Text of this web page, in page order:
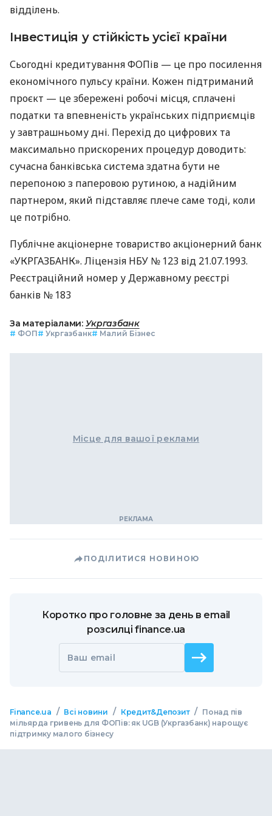
відділень.
Інвестиція у стійкість усієї країни
Сьогодні кредитування ФОПів — це про посилення
економічного пульсу країни. Кожен підтриманий
проєкт — це збережені робочі місця, сплачені
податки та впевненість українських підприємців
у завтрашньому дні. Перехід до цифрових та
максимально прискорених процедур доводить:
сучасна банківська система здатна бути не
перепоною з паперовою рутиною, а надійним
партнером, який підставляє плече саме тоді, коли
це потрібно.
Публічне акціонерне товариство акціонерний банк
«УКРГАЗБАНК». Ліцензія НБУ № 123 від 21.07.1993.
Реєстраційний номер у Державному реєстрі
банків № 183
За матеріалами: Укргазбанк
# ФОП# Укргазбанк# Малий Бізнес
Місце для вашої реклами
ПОДІЛИТИСЯ НОВИНОЮ
Коротко про головне за день в email
розсилці finance.ua
Ваш email
Finance.ua / Всі новини / Кредит&Депозит / Понад пів
мільярда гривень для ФОПів: як UGB (Укргазбанк) нарощує
підтримку малого бізнесу